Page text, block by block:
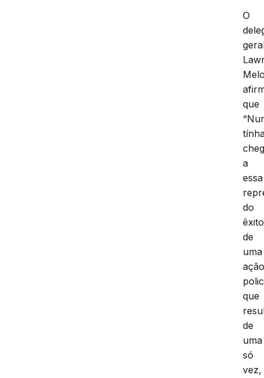
O
que
a
essa
do
êxito
de
uma
que
de
uma
só
vez,